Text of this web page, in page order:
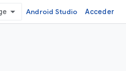
Android Studio Acceder